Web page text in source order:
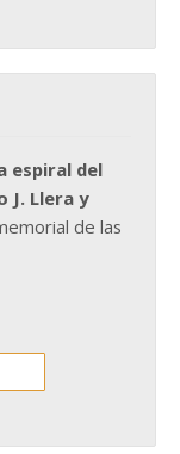
espiral del
J. Llera y
de las